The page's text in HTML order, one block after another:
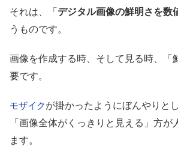
それは、「デジタル画像の鮮明さを数
うものです。
画像を作成する時、そして見る時、「
要です。
モザイクが掛かったようにぼんやりと
「画像全体がくっきりと見える」方が
ます。